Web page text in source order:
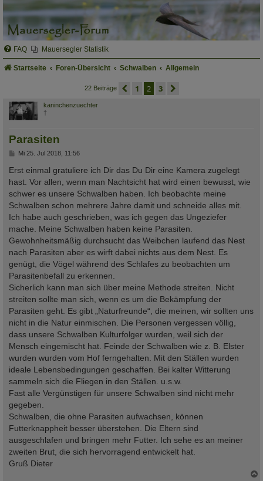
FAQ Mauersegler Statistik
Startseite Foren-Übersicht Schwalben Allgemein
22 Beiträge vorherige
1 2 3
kaninchenzuechter
†
Parasiten
B
i
r
a
g
Mi 25. Jul 2018, 11:56
Erst einmal gratuliere ich Dir das Du Dir eine Kamera zugelegt
hast. Vor allen, wenn man Nachtsicht hat wird einen bewusst, wie
schwer es unsere Schwalben haben. Ich beobachte meine
Schwalben schon mehrere Jahre damit und schneide alles mit.
Ich habe auch geschrieben, was ich gegen das Ungeziefer
mache. Meine Schwalben haben keine Parasiten.
Gewohnheitsmäßig durchsucht das Weibchen laufend das Nest
nach Parasiten aber es wirft dabei nichts aus dem Nest. Es
genügt, die Vögel während des Schlafes zu beobachten um
Parasitenbefall zu erkennen.
Sicherlich kann man sich über meine Methode streiten. Nicht
streiten sollte man sich, wenn es um die Bekämpfung der
Parasiten geht. Es gibt „Naturfreunde“, die meinen, wir sollten uns
nicht in die Natur einmischen. Die Personen vergessen völlig,
dass unsere Schwalben Kulturfolger wurden, weil sich der
Mensch eingemischt hat. Feinde der Schwalben wie z. B. Elster
wurden wurden vom Hof ferngehalten. Mit den Ställen wurden
ideale Lebensbedingungen geschaffen. Bei kalter Witterung
sammeln sich die Fliegen in den Ställen. u.s.w.
Fast alle Vergünstigen für unsere Schwalben sind nicht mehr
gegeben.
Schwalben, die ohne Parasiten aufwachsen, können
Futterknappheit besser überstehen. Die Eltern sind
ausgeschlafen und bringen mehr Futter. Ich sehe es an meiner
zweiten Brut, die sich hervorragend entwickelt hat.
Gruß Dieter